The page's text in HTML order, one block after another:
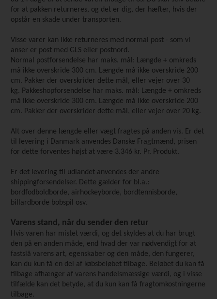
for at pakken returneres, og det er dig, der hæfter, hvis der
opstår en skade under transporten.
Visse varer kan ikke returneres med normal post - som vi
anser er post med GLS eller postnord.
Normal postforsendelse har maks. mål: Længde + omkreds
må ikke overskride 300 cm. Længde må ikke overskride 200
cm. Pakker der overskrider dette mål, eller vejer over 30
kg. Pakkeshopforsendelse har maks. mål: Længde + omkreds
må ikke overskride 300 cm. Længde må ikke overskride 200
cm. Pakker der overskrider dette mål, eller vejer over 20 kg.
Alt over denne længde eller vægt fragtes på anden vis. Er det
til levering i Danmark anvendes Danske Fragtmænd, prisen
for dette forventes højst at være 3.346 kr. Pr. Produkt.
Er det levering til udlandet anvendes der andre
shippingforsendelser. Dette gælder for bl.a.:
bordfodboldborde, airhockeyborde, bordtennisborde,
billardborde bobspil osv.
Varens stand, når du sender den retur
Hvis varen har mistet værdi, og det skyldes at du har brugt
den på en anden måde, end hvad der var nødvendigt for at
fastslå varens art, egenskaber og den måde, den fungerer,
kan du kun få en del af købsbeløbet tilbage. Beløbet du kan få
tilbage afhænger af varens handelsmæssige værdi, og i visse
tilfælde kan det betyde, at du kun kan få fragtomkostningerne
tilbage.